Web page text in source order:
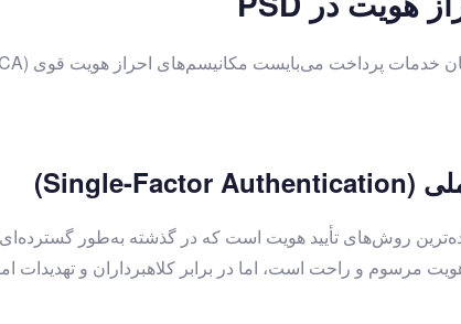
روش‌های تأیید هویت است که در گذشته به‌طور گسترده‌ای
مرسوم و راحت است، اما در برابر کلاهبرداران و تهدیدات